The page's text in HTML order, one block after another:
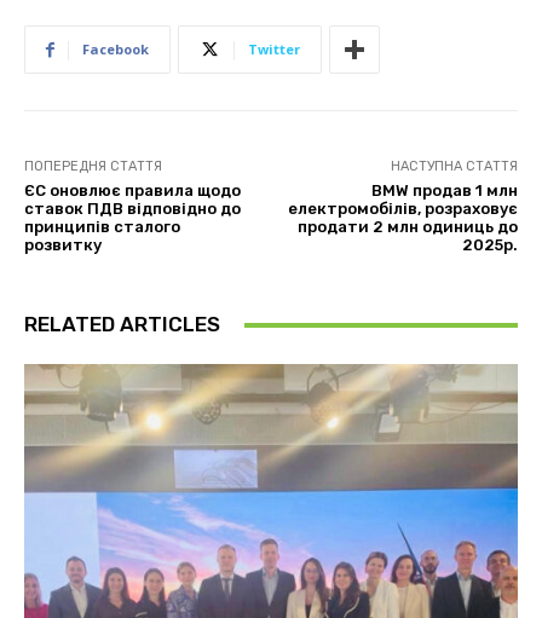
Facebook Twitter
ПОПЕРЕДНЯ СТАТТЯ
ЄС оновлює правила щодо
ставок ПДВ відповідно до
принципів сталого
розвитку
НАСТУПНА СТАТТЯ
BMW продав 1 млн
електромобілів, розраховує
продати 2 млн одиниць до
2025р.
RELATED ARTICLES